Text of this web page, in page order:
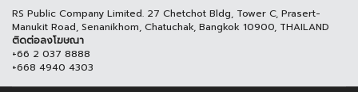
RS Public Company Limited. 27 Chetchot Bldg, Tower C, Prasert-
Manukit Road, Senanikhom, Chatuchak, Bangkok 10900, THAILAND
ติดต่อลงโฆษณา
+66 2 037 8888
+668 4940 4303